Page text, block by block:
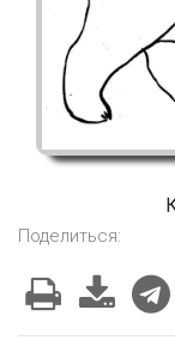
Поделиться: